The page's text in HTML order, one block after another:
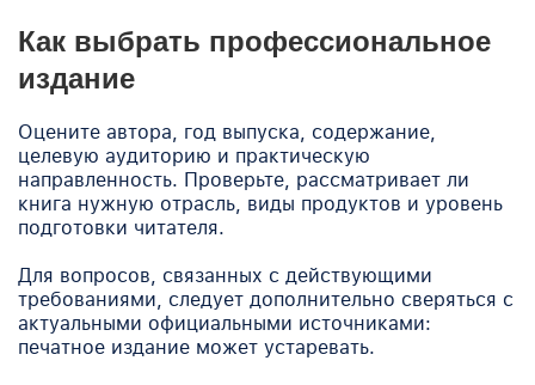
Как выбрать профессиональное
издание
Оцените автора, год выпуска, содержание,
целевую аудиторию и практическую
направленность. Проверьте, рассматривает ли
книга нужную отрасль, виды продуктов и уровень
подготовки читателя.
Для вопросов, связанных с действующими
требованиями, следует дополнительно сверяться с
актуальными официальными источниками:
печатное издание может устаревать.